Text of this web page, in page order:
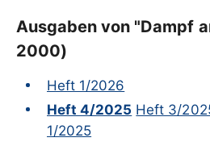
Ausgaben von "Dampf
2000)
Heft 1/2026
Heft 4/2025 Heft 3/
1/2025